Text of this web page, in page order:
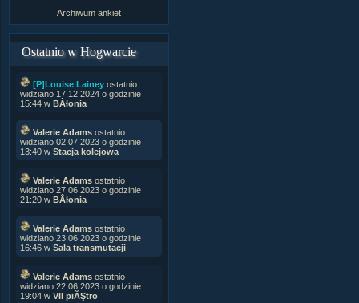
Archiwum ankiet
Ostatnio w Hogwarcie
[P]Louise Lainey ostatnio
widziano 17.12.2024 o godzinie
15:44 w BÂłonia
Valerie Adams ostatnio
widziano 02.07.2023 o godzinie
13:40 w Stacja kolejowa
Valerie Adams ostatnio
widziano 27.06.2023 o godzinie
21:20 w BÂłonia
Valerie Adams ostatnio
widziano 23.06.2023 o godzinie
16:46 w Sala transmutacji
Valerie Adams ostatnio
widziano 22.06.2023 o godzinie
19:04 w VII piĂŞtro